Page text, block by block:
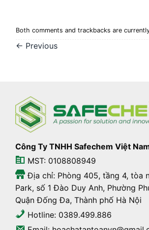
Both comments and trackbacks are
← Previous
Công Ty TNHH Safechem Việt
MST: 0108808949
Địa chỉ: Phòng 405, tầng 4, tòa
Park, số 1 Đào Duy Anh, Phường
Quận Đống Đa, Thành phố Hà Nội
Hotline: 0389.499.886